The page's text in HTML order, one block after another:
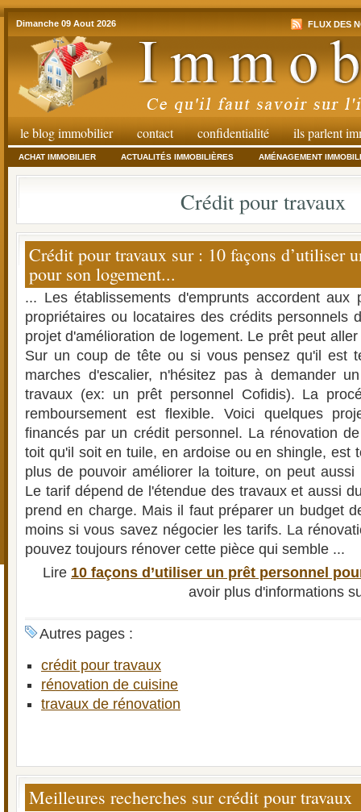
Dimanche 09 Aout 2026 FLUX DES
le blog immobilier contact confidentialité ils parlent
ACHAT IMMOBILIER ACTUALITÉS IMMOBILIÈRES AMÉNAGEMENT
Crédit pour travaux
Crédit pour travaux sur : 10 façons d’utiliser
pour son logement...
... Les établissements d'emprunts accordent aux
propriétaires ou locataires des crédits personnels
projet d'amélioration de logement. Le prêt peut
Sur un coup de tête ou si vous pensez qu'il est
marches d'escalier, n'hésitez pas à demander
travaux (ex: un prêt personnel Cofidis). La
remboursement est flexible. Voici quelques
financés par un crédit personnel. La rénovation
toit qu'il soit en tuile, en ardoise ou en shingle, est
plus de pouvoir améliorer la toiture, on peut aussi
Le tarif dépend de l'étendue des travaux et aussi
prend en charge. Mais il faut préparer un budget
moins si vous savez négocier les tarifs. La
pouvez toujours rénover cette pièce qui semble ...
Lire 10 façons d’utiliser un prêt personnel
avoir plus d'informations
Autres pages :
crédit pour travaux
rénovation de cuisine
travaux de rénovation
Meilleures recherches sur crédit pour travaux